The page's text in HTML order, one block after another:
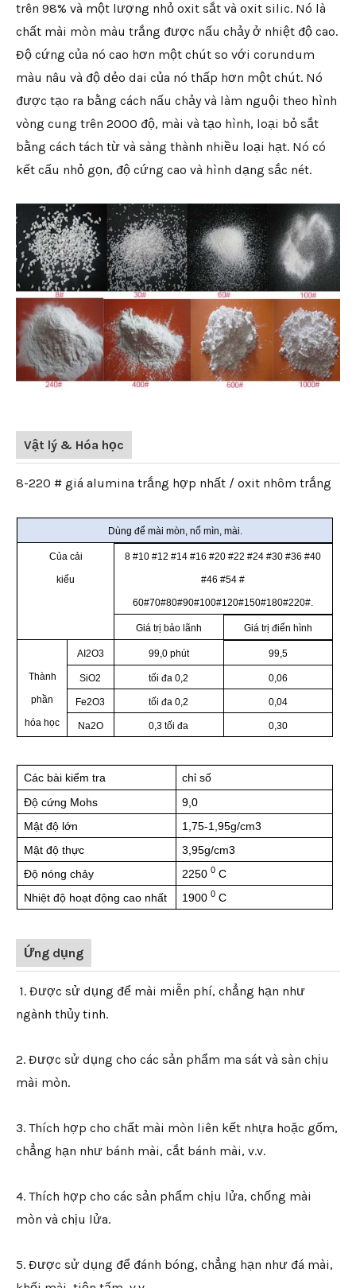
trên 98% và một lượng nhỏ oxit sắt và oxit silic. Nó là
chất mài mòn màu trắng được nấu chảy ở nhiệt độ cao.
Độ cứng của nó cao hơn một chút so với corundum
màu nâu và độ dẻo dai của nó thấp hơn một chút. Nó
được tạo ra bằng cách nấu chảy và làm nguội theo hình
vòng cung trên 2000 độ, mài và tạo hình, loại bỏ sắt
bằng cách tách từ và sàng thành nhiều loại hạt. Nó có
kết cấu nhỏ gọn, độ cứng cao và hình dạng sắc nét.
Vật lý & Hóa học
8-220 # giá alumina trắng hợp nhất / oxit nhôm trắng
Dùng để mài mòn, nổ mìn, mài.
Của cải
kiểu
8 #10 #12 #14 #16 #20 #22 #24 #30 #36 #40
#46 #54 #
60#70#80#90#100#120#150#180#220#.
Giá trị bảo lãnh Giá trị điển hình
Thành
phần
hóa học
AI2O3 99,0 phút 99,5
SiO2 tối đa 0,2 0,06
Fe2O3 tối đa 0,2 0,04
Na2O 0,3 tối đa 0,30
Các bài kiểm tra
chỉ số
Độ cứng Mohs
9,0
Mật độ lớn
1,75-1,95g/cm3
Mật độ thực
3,95g/cm3
Độ nóng chảy
22500 C
Nhiệt độ hoạt động cao nhất
19000 C
Ứng dụng
1. Được sử dụng để mài miễn phí, chẳng hạn như
ngành thủy tinh.
2. Được sử dụng cho các sản phẩm ma sát và sàn chịu
mài mòn.
3. Thích hợp cho chất mài mòn liên kết nhựa hoặc gốm,
chẳng hạn như bánh mài, cắt bánh mài, v.v.
4. Thích hợp cho các sản phẩm chịu lửa, chống mài
mòn và chịu lửa.
5. Được sử dụng để đánh bóng, chẳng hạn như đá mài,